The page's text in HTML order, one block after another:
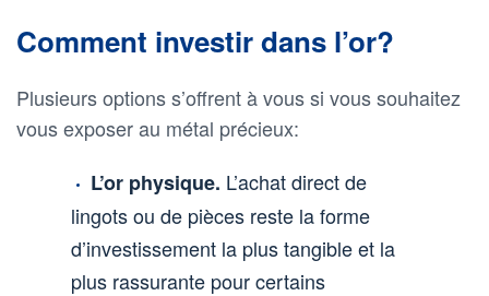
Comment investir dans l’or?
Plusieurs options s’offrent à vous si vous souhaitez
vous exposer au métal précieux:
L’or physique. L’achat direct de
lingots ou de pièces reste la forme
d’investissement la plus tangible et la
plus rassurante pour certains